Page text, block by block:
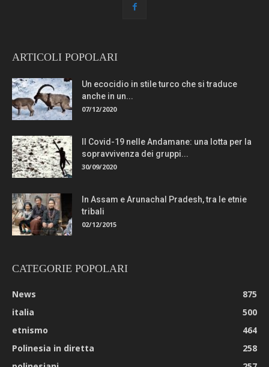
ARTICOLI POPOLARI
Un ecocidio in stile turco che si traduce
anche in un...
07/12/2020
Il Covid-19 nelle Andamane: una lotta per la
sopravvivenza dei gruppi...
30/09/2020
In Assam e Arunachal Pradesh, tra le etnie
tribali
02/12/2015
CATEGORIE POPOLARI
News
875
italia
500
etnismo
464
Polinesia in diretta
258